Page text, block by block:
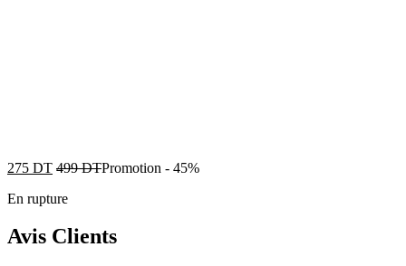
275 DT 499DTPromotion - 45%
En rupture
Avis Clients